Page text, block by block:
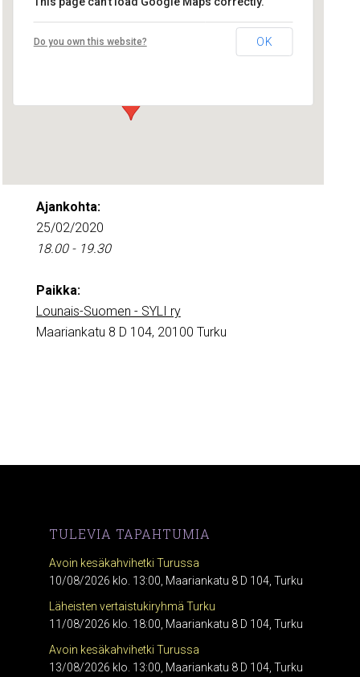
Lounais-Suomen – SYLI ry
Maariankatu 8 D 104 - Turku
Do you own this website? OK
Ajankohta:
25/02/2020
18.00 - 19.30
Paikka:
Lounais-Suomen - SYLI ry
Maariankatu 8 D 104, 20100 Turku
TULEVIA TAPAHTUMIA
Avoin kesäkahvihetki Turussa
10/08/2026 klo. 13:00, Maariankatu 8 D 104, Turku
Läheisten vertaistukiryhmä Turku
11/08/2026 klo. 18:00, Maariankatu 8 D 104, Turku
Avoin kesäkahvihetki Turussa
13/08/2026 klo. 13:00, Maariankatu 8 D 104, Turku